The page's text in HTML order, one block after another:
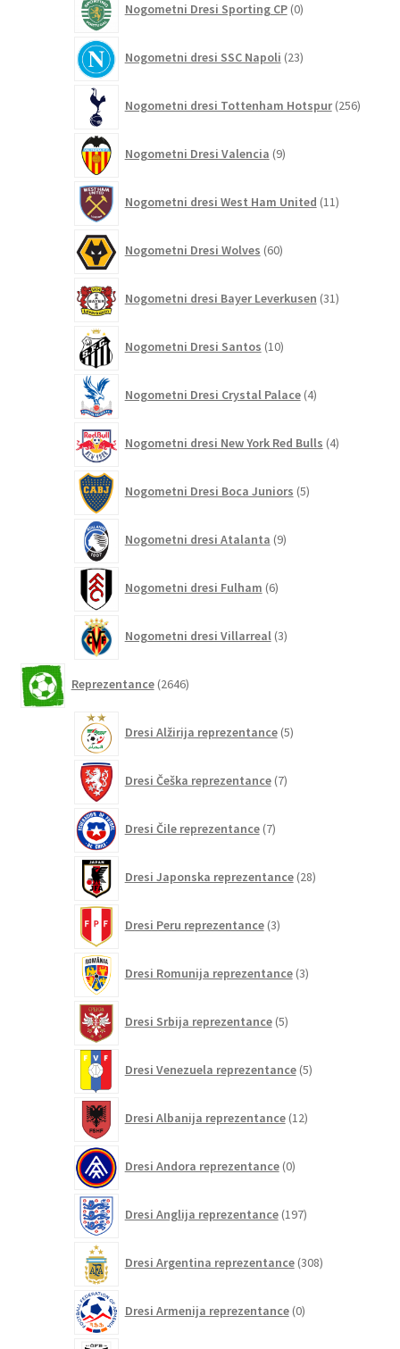
Nogometni Dresi Sporting CP 0izdelkov
Nogometni dresi SSC Napoli 23izdelkov
Nogometni dresi Tottenham Hotspur 256
Nogometni Dresi Valencia 9izdelkov
Nogometni dresi West Ham United 11izdelkov
Nogometni Dresi Wolves 60izdelkov
Nogometni dresi Bayer Leverkusen 31izdelkov
Nogometni Dresi Santos 10izdelkov
Nogometni Dresi Crystal Palace 4izdelki
Nogometni dresi New York Red Bulls 4izdelki
Nogometni Dresi Boca Juniors 5izdelkov
Nogometni dresi Atalanta 9izdelkov
Nogometni dresi Fulham 6izdelkov
Nogometni dresi Villarreal 3izdelki
Reprezentance 2646izdelkov
Dresi Alžirija reprezentance 5izdelkov
Dresi Češka reprezentance 7izdelkov
Dresi Čile reprezentance 7izdelkov
Dresi Japonska reprezentance 28izdelkov
Dresi Peru reprezentance 3izdelki
Dresi Romunija reprezentance 3izdelki
Dresi Srbija reprezentance 5izdelkov
Dresi Venezuela reprezentance 5izdelkov
Dresi Albanija reprezentance 12izdelkov
Dresi Andora reprezentance 0izdelkov
Dresi Anglija reprezentance 197izdelkov
Dresi Argentina reprezentance 308izdelkov
Dresi Armenija reprezentance 0izdelkov